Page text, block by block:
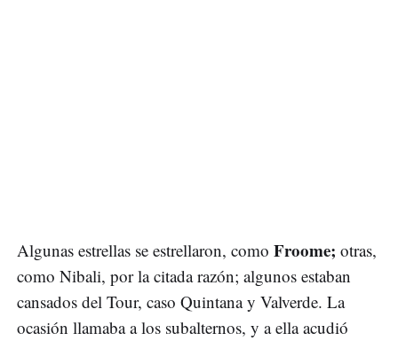
Algunas estrellas se estrellaron, como Froome; otras,
como Nibali, por la citada razón; algunos estaban
cansados del Tour, caso Quintana y Valverde. La
ocasión llamaba a los subalternos, y a ella acudió